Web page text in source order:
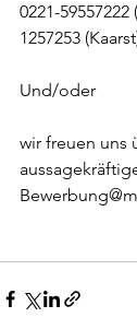
0221-
1257253
Und/oder
wir freuen uns